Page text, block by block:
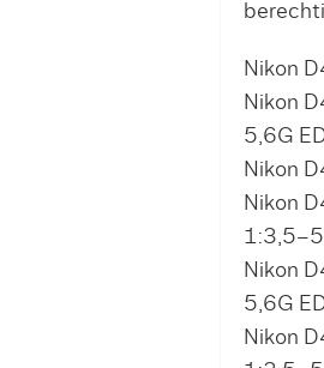
Nikon
Nikon
5,6G
Nikon
Nikon
Nikon
5,6G
Nikon